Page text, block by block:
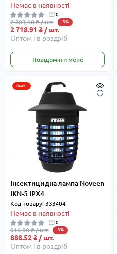
Немає в наявності
0
2 803.00 ₴ / шт. -3%
2 718.91 ₴ / шт.
Оптом і в роздріб
Повідомити мене
Акція
Інсектицидна лампа Noveen
IKN-5 IPX4
Код товару: 333404
Немає в наявності
0
916.00 ₴ / шт. -3%
888.52 ₴ / шт.
Оптом і в роздріб